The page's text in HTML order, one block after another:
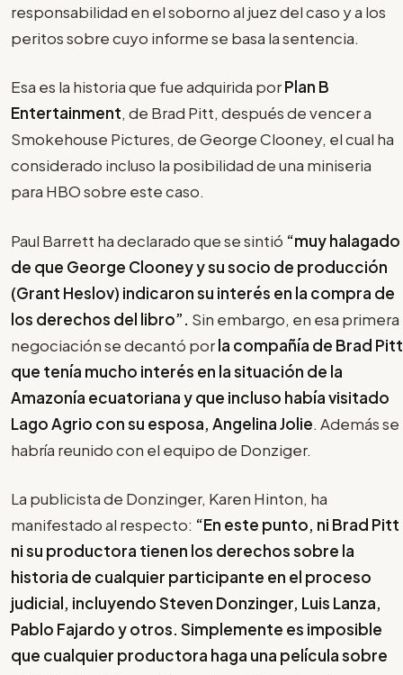
responsabilidad en el soborno al juez del caso y a los
peritos sobre cuyo informe se basa la sentencia.
Esa es la historia que fue adquirida porPlan B
Entertainment, de Brad Pitt, después de vencer a
Smokehouse Pictures, de George Clooney, el cual ha
considerado incluso la posibilidad de una miniseria
para HBO sobre este caso.
Paul Barrett ha declarado que se sintió “muy halagado
de que George Clooney y su socio de producción
(Grant Heslov) indicaron su interés en la compra de
los derechos del libro”. Sin embargo, en esa primera
negociación se decantó porla compañía de Brad Pitt
que tenía mucho interés en la situación de la
Amazonía ecuatoriana y que incluso había visitado
Lago Agrio con su esposa, Angelina Jolie. Además se
habría reunido con el equipo de Donziger.
La publicista de Donzinger, Karen Hinton, ha
manifestado al respecto: “En este punto, ni Brad Pitt
ni su productora tienen los derechos sobre la
historia de cualquier participante en el proceso
judicial, incluyendo Steven Donzinger, Luis Lanza,
Pablo Fajardo y otros. Simplemente es imposible
que cualquier productora haga una película sobre